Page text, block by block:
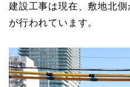
建設工事は現在、敷地北
が行われています。